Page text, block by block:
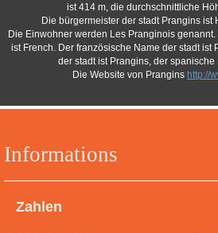
Informations
Zahlen
ist 414 m, die durchschnittliche
Die bürgermeister der stadt Prangins ist
Die Einwohner werden Les Pranginois
ist French. Der französische Name der stadt ist
der stadt ist Prangins, der spanische
Die Website von Prangins http://